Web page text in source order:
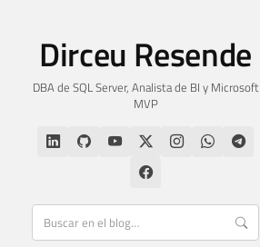
Dirceu Resende
DBA de SQL Server, Analista de BI y Microsoft
MVP